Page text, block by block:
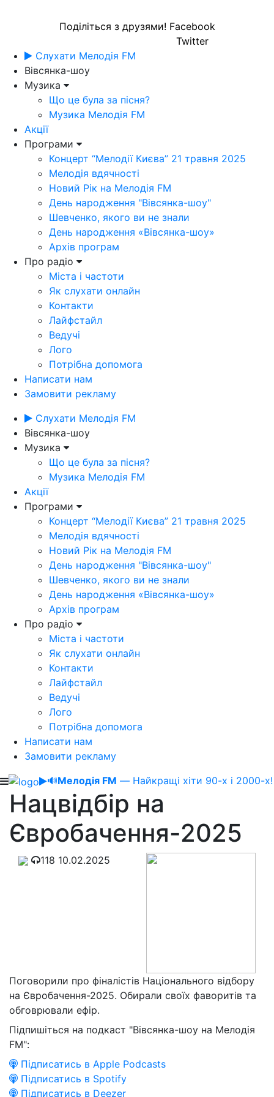
Поділіться з друзями! Facebook
Twitter
Слухати Мелодія FM
Вівсянка-шоу
Музика
Що це була за пісня?
Музика Мелодія FM
Акції
Програми
Концерт “Мелодії Києва” 21 травня 2025
Мелодія вдячності
Новий Рік на Мелодія FM
День народження "Вівсянка-шоу"
Шевченко, якого ви не знали
День народження «Вівсянка-шоу»
Архів програм
Про радіо
Міста і частоти
Як слухати онлайн
Контакти
Лайфстайл
Ведучі
Лого
Потрібна допомога
Написати нам
Замовити рекламу
Слухати Мелодія FM
Вівсянка-шоу
Музика
Що це була за пісня?
Музика Мелодія FM
Акції
Програми
Концерт “Мелодії Києва” 21 травня 2025
Мелодія вдячності
Новий Рік на Мелодія FM
День народження "Вівсянка-шоу"
Шевченко, якого ви не знали
День народження «Вівсянка-шоу»
Архів програм
Про радіо
Міста і частоти
Як слухати онлайн
Контакти
Лайфстайл
Ведучі
Лого
Потрібна допомога
Написати нам
Замовити рекламу
🔊Мелодія FM — Найкращі хіти 90-х і 2000-х!
Нацвідбір на
Євробачення-2025
118 10.02.2025
Поговорили про фіналістів Національного відбору
на Євробачення-2025. Обирали своїх фаворитів та
обговрювали ефір.
Підпишіться на подкаст "Вівсянка-шоу на Мелодія
FM":
Підписатись в Apple Podcasts
Підписатись в Spotify
Підписатись в Deezer